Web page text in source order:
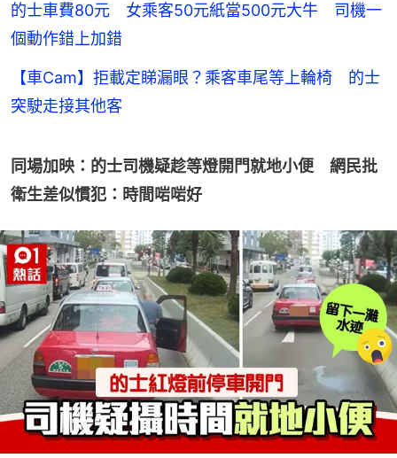
的士車費80元 女乘客50元紙當500元大牛 司機一
個動作錯上加錯
【車Cam】拒載定睇漏眼？乘客車尾等上輪椅 的士
突駛走接其他客
同場加映：的士司機疑趁等燈開門就地小便　網民批
衛生差似慣犯：時間啱啱好